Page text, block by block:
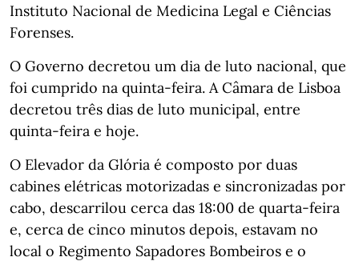
Instituto Nacional de Medicina Legal e Ciências
Forenses.
O Governo decretou um dia de luto nacional, que
foi cumprido na quinta-feira. A Câmara de Lisboa
decretou três dias de luto municipal, entre
quinta-feira e hoje.
O Elevador da Glória é composto por duas
cabines elétricas motorizadas e sincronizadas por
cabo, descarrilou cerca das 18:00 de quarta-feira
e, cerca de cinco minutos depois, estavam no
local o Regimento Sapadores Bombeiros e o